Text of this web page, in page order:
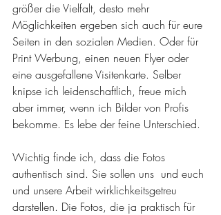
größer die Vielfalt, desto mehr
Möglichkeiten ergeben sich auch für eure
Seiten in den sozialen Medien. Oder für
Print Werbung, einen neuen Flyer oder
eine ausgefallene Visitenkarte. Selber
knipse ich leidenschaftlich, freue mich
aber immer, wenn ich Bilder von Profis
bekomme. Es lebe der feine Unterschied.
Wichtig finde ich, dass die Fotos
authentisch sind. Sie sollen uns  und euch
und unsere Arbeit wirklichkeitsgetreu
darstellen. Die Fotos, die ja praktisch für